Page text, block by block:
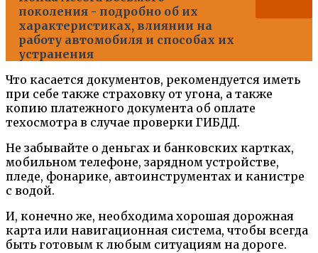
поколения - подробно об их
характеристиках, влиянии на
работу автомобиля и способах их
устранения
Что касается документов, рекомендуется иметь
при себе также страховку от угона, а также
копию платежного документа об оплате
техосмотра в случае проверки ГИБДД.
Не забывайте о деньгах и банковских картках,
мобильном телефоне, зарядном устройстве,
пледе, фонарике, автоинструментах и канистре
с водой.
И, конечно же, необходима хорошая дорожная
карта или навигационная система, чтобы всегда
быть готовым к любым ситуациям на дороге.